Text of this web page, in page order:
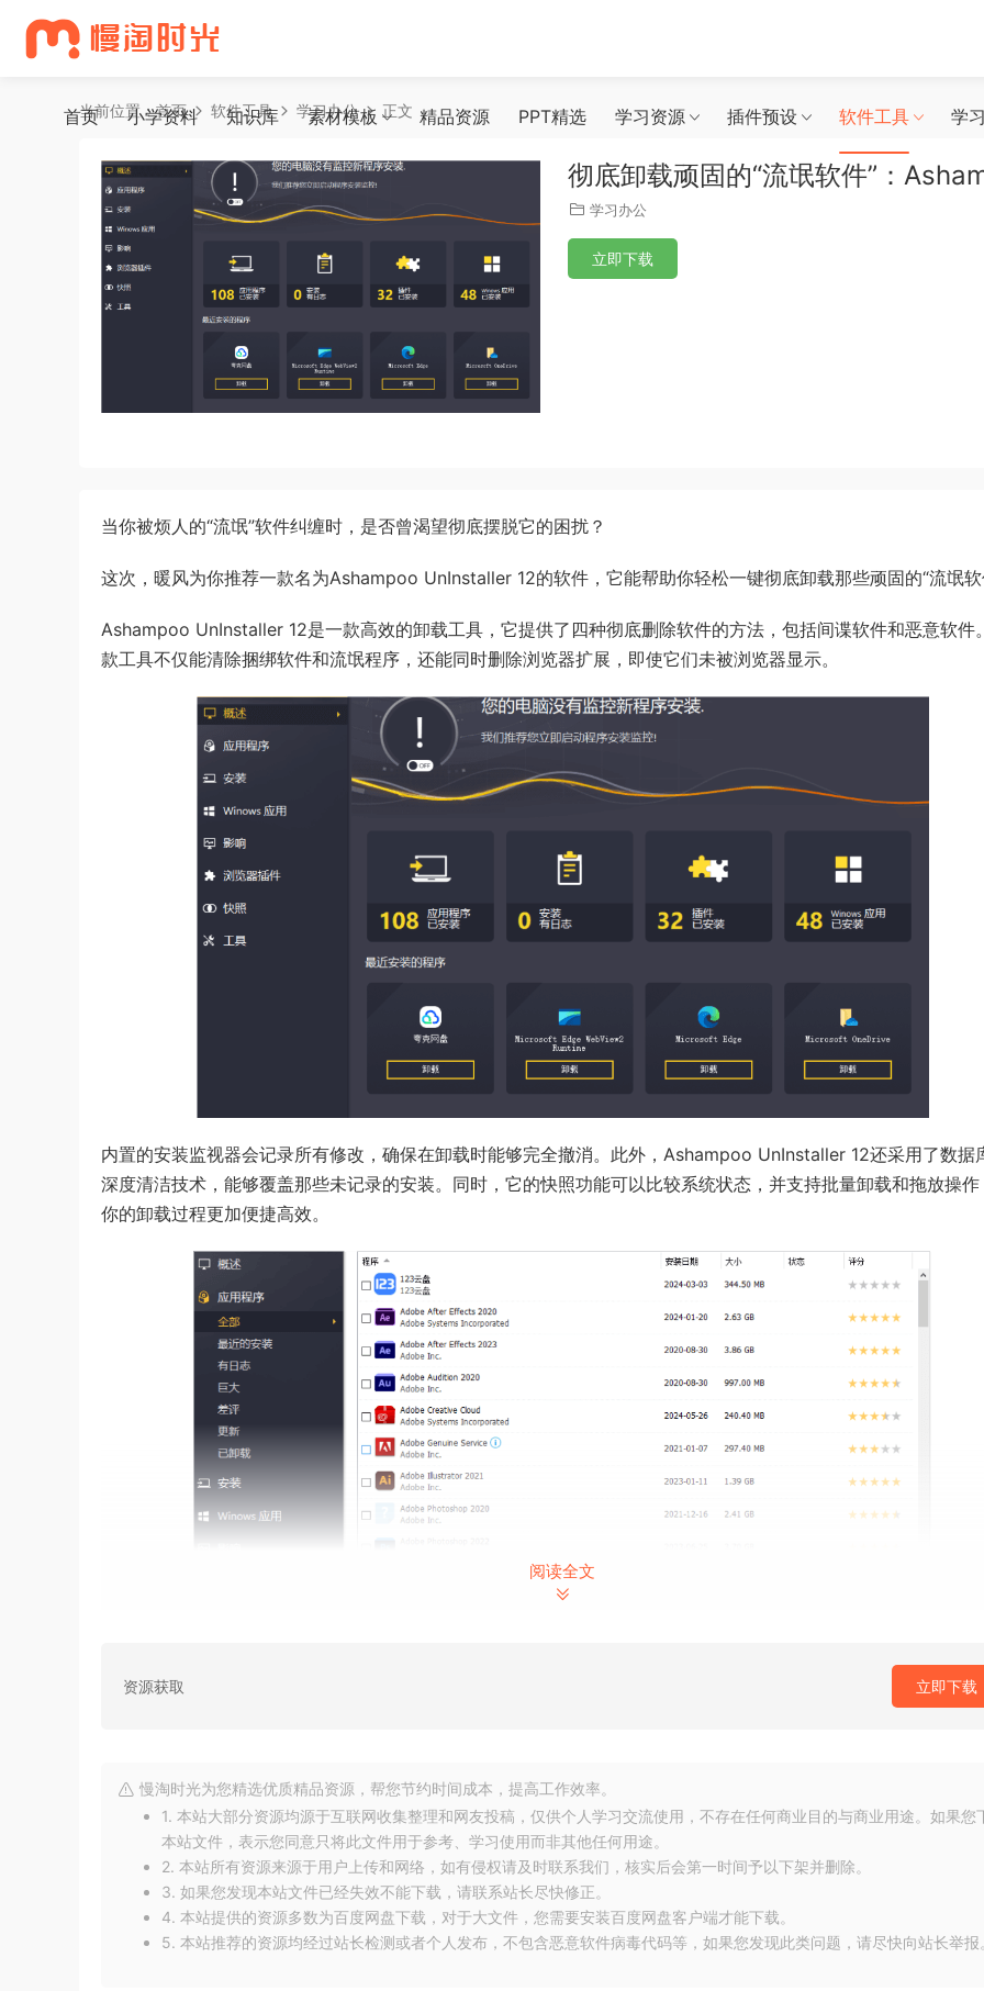
首页 小学资料 知识库 素材模板 精品资源 PPT精选 学习资源 插件预设 软件工具 学
当前位置：首页 软件工具 学习办公 正文
彻底卸载顽固的“流氓软件”：
学习办公
立即下载
当你被烦人的“流氓”软件纠缠时，是否曾渴望彻底摆脱它的困扰？
这次，暖风为你推荐一款名为Ashampoo UnInstaller 12的软件，它能帮助你轻松一键彻底卸载那些顽固的“流氓软
Ashampoo UnInstaller 12是一款高效的卸载工具，它提供了四种彻底删除软件的方法，包括间谍软件和恶意软件
款工具不仅能清除捆绑软件和流氓程序，还能同时删除浏览器扩展，即使它们未被浏览器显示。
内置的安装监视器会记录所有修改，确保在卸载时能够完全撤消。此外，Ashampoo UnInstaller 12还采用了数据
深度清洁技术，能够覆盖那些未记录的安装。同时，它的快照功能可以比较系统状态，并支持批量卸载和拖放操作
你的卸载过程更加便捷高效。
# UnInstaller 12正版激活教程
用浏览器打开下面网址：
https://www.ashampoo.com/frontend/registration/php/trial_step1.php?
edition_id=1KUmJsfFLSIG3U75CNbpTuX5EleigSgF
阅读全文
资源获取 立即下载
慢淘时光为您精选优质精品资源，帮您节约时间成本，提高工作效率。
1. 本站大部分资源均源于互联网收集整理和网友投稿，仅供个人学习交流使用，不存在任何商业目的与商业用途。如果您
本站文件，表示您同意只将此文件用于参考、学习使用而非其他任何用途。
2. 本站所有资源来源于用户上传和网络，如有侵权请及时联系我们，核实后会第一时间予以下架并删除。
3. 如果您发现本站文件已经失效不能下载，请联系站长尽快修正。
4. 本站提供的资源多数为百度网盘下载，对于大文件，您需要安装百度网盘客户端才能下载。
5. 本站推荐的资源均经过站长检测或者个人发布，不包含恶意软件病毒代码等，如果您发现此类问题，请尽快向站长举报